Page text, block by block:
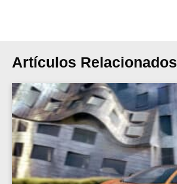
Artículos Relacionados